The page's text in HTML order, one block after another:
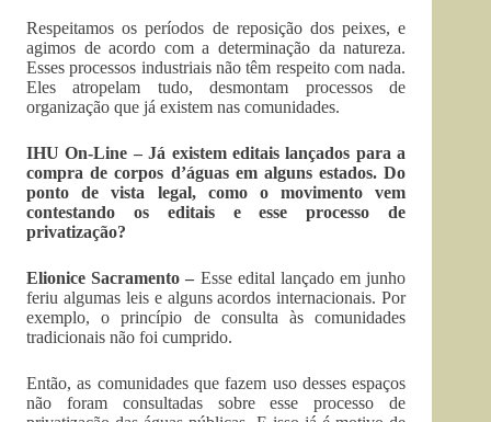
Respeitamos os períodos de reposição dos peixes, e
agimos de acordo com a determinação da natureza.
Esses processos industriais não têm respeito com nada.
Eles atropelam tudo, desmontam processos de
organização que já existem nas comunidades.
IHU On-Line – Já existem editais lançados para a
compra de corpos d’águas em alguns estados. Do
ponto de vista legal, como o movimento vem
contestando os editais e esse processo de
privatização?
Elionice Sacramento – Esse edital lançado em junho
feriu algumas leis e alguns acordos internacionais. Por
exemplo, o princípio de consulta às comunidades
tradicionais não foi cumprido.
Então, as comunidades que fazem uso desses espaços
não foram consultadas sobre esse processo de